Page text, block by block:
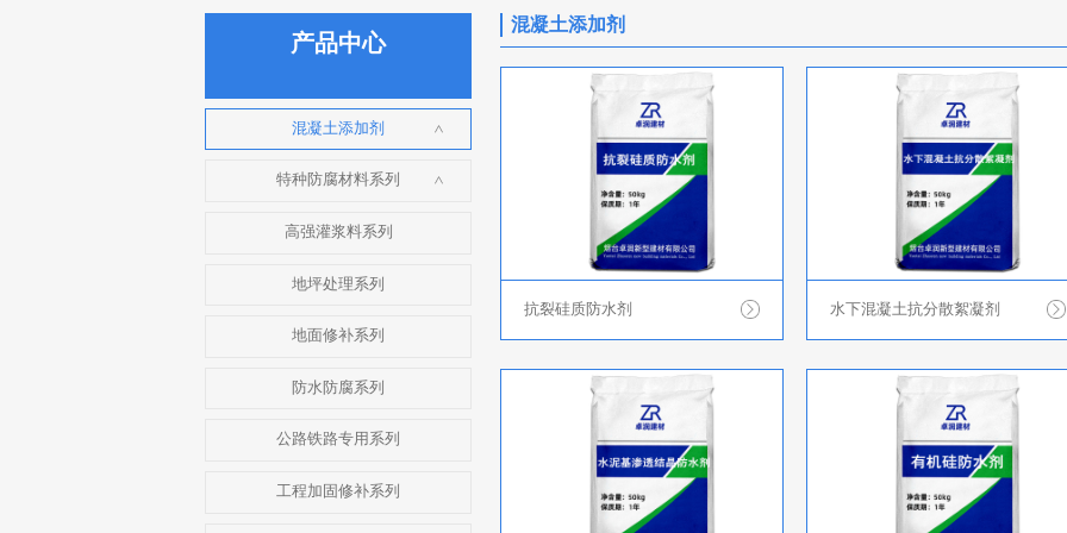
产品中心
混凝土添加剂 >
特种防腐材料系列 >
高强灌浆料系列
地坪处理系列
地面修补系列
防水防腐系列
公路铁路专用系列
工程加固修补系列
混凝土添加剂
抗裂硅质防水剂 水下混凝土抗分散絮凝剂